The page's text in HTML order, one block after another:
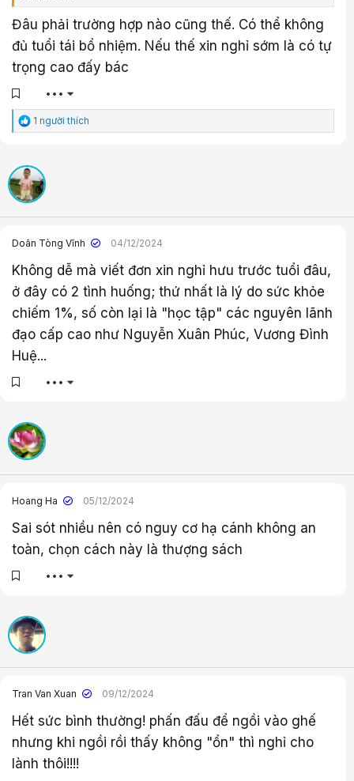
Đâu phải trường hợp nào cũng thế. Có thể không
đủ tuổi tái bổ nhiệm. Nếu thế xin nghỉ sớm là có tự
trọng cao đấy bác
•••
C
ả
ú
c
:
1 người thích
Doãn Tòng Vĩnh 04/12/2024
Không dễ mà viết đơn xin nghỉ hưu trước tuổi đâu,
ở đây có 2 tình huống; thứ nhất là lý do sức khỏe
chiếm 1%, số còn lại là "học tập" các nguyên lãnh
đạo cấp cao như Nguyễn Xuân Phúc, Vương Đình
Huệ...
•••
Hoang Ha 05/12/2024
Sai sót nhiều nên có nguy cơ hạ cánh không an
toàn, chọn cách này là thượng sách
•••
Tran Van Xuan 09/12/2024
Hết sức bình thường! phấn đấu để ngồi vào ghế
nhưng khi ngồi rồi thấy không "ổn" thì nghỉ cho
lành thôi!!!!